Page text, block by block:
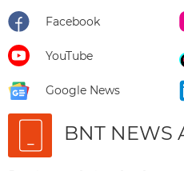
Facebook
YouTube
Google News
BNT NEWS